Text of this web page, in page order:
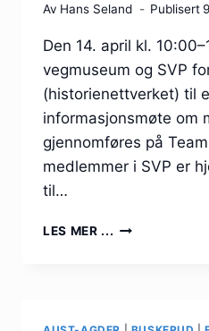
Av Hans Seland Publisert
Den 14. april kl.
vegmuseum og SVP
(historienettverket) til
informasjonsmøte om
gjennomføres på
medlemmer i SVP er
til…
LES MER ... BLI